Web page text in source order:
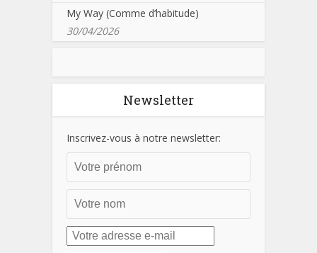
My Way (Comme d’habitude)
30/04/2026
Newsletter
Inscrivez-vous à notre newsletter: